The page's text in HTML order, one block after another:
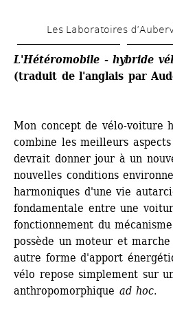
au
contenu
principal
Les Laboratoires
L'Hétéromobile - hybride
(traduit de l'anglais par
Mon concept de vélo-voiture
combine les meilleurs
devrait donner jour à un
nouvelles conditions
harmoniques d'une vie
fondamentale entre une
fonctionnement du
possède un moteur et
autre forme d'apport
vélo repose simplement sur
anthropomorphique ad hoc.